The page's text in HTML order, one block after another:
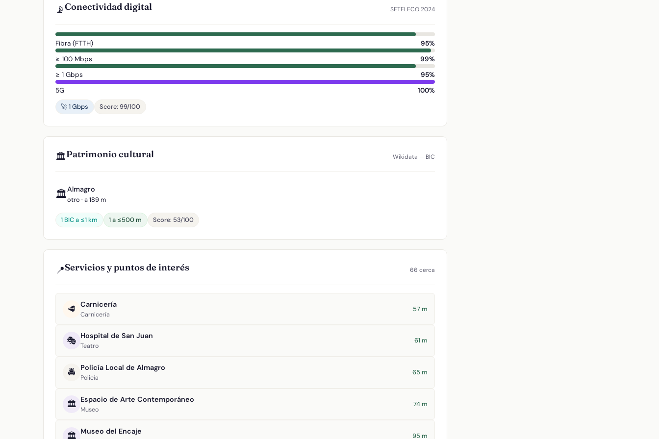
📡Conectividad digital SETELECO 2024
Fibra (FTTH)
95%
≥ 100 Mbps
99%
≥ 1 Gbps
95%
5G
100%
🚀 1 Gbps
Score: 99/100
🏛️Patrimonio cultural Wikidata — BIC
🏛️Almagro
otro · a 189 m
1 BIC a ≤1 km 1 a ≤500 m Score: 53/100
📍Servicios y puntos de interés 66 cerca
🥩 Carnicería
Carnicería
57 m
🎭 Hospital de San Juan
Teatro
61 m
🚔 Policía Local de Almagro
Policía
65 m
🏛️ Espacio de Arte Contemporáneo
Museo
74 m
🏛️ Museo del Encaje
95 m